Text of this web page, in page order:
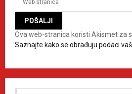
Ova web-stranica koristi Akismet za
Saznajte kako se obrađuju podaci